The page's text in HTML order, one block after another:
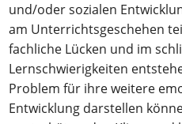
und/oder sozialen
am Unterrichtsgeschehen
fachliche Lücken und im
Lernschwierigkeiten
Problem für ihre weitere
Entwicklung darstellen